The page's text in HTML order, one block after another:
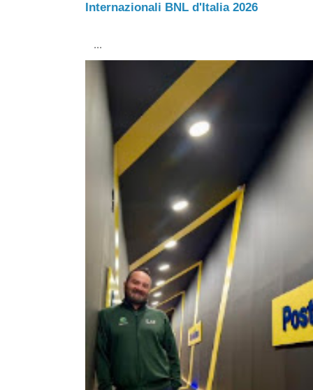
Internazionali BNL d'Italia 2026
...